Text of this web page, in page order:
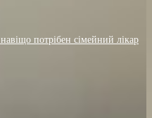
потрібен сімейний лікар